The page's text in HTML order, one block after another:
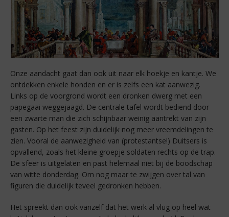
Onze aandacht gaat dan ook uit naar elk hoekje en kantje. We
ontdekken enkele honden en er is zelfs een kat aanwezig.
Links op de voorgrond wordt een dronken dwerg met een
papegaai weggejaagd. De centrale tafel wordt bediend door
een zwarte man die zich schijnbaar weinig aantrekt van zijn
gasten. Op het feest zijn duidelijk nog meer vreemdelingen te
zien. Vooral de aanwezigheid van (protestantse!) Duitsers is
opvallend, zoals het kleine groepje soldaten rechts op de trap.
De sfeer is uitgelaten en past helemaal niet bij de boodschap
van witte donderdag. Om nog maar te zwijgen over tal van
figuren die duidelijk teveel gedronken hebben.
Het spreekt dan ook vanzelf dat het werk al vlug op heel wat